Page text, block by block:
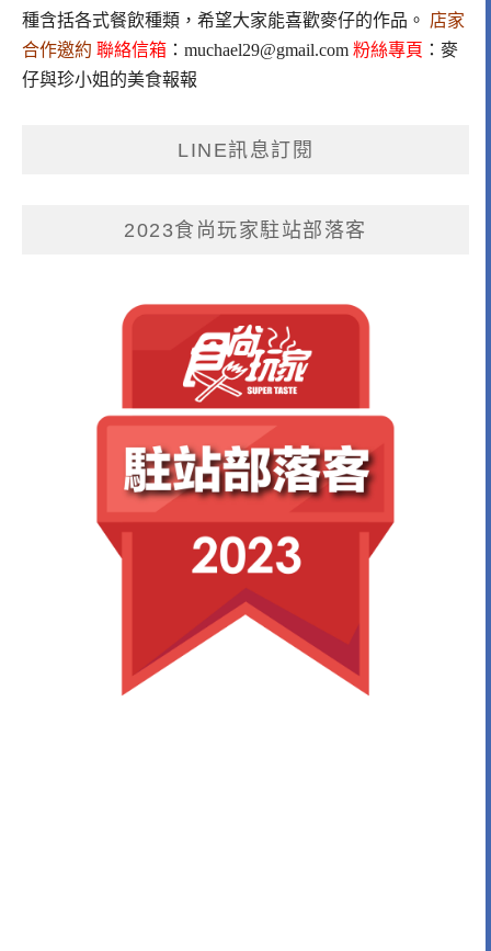
種含括各式餐飲種類，希望大家能喜歡麥仔的作品。 店家
合作邀約 聯絡信箱 ： muchael29@gmail.com 粉絲專頁 ： 麥
仔與珍小姐的美食報報
LINE訊息訂閱
2023食尚玩家駐站部落客